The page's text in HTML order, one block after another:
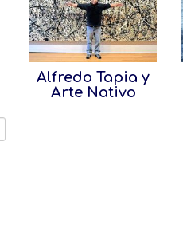
Alfredo Tapia y
Arte Nativo